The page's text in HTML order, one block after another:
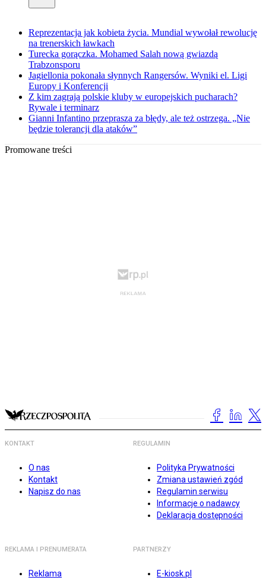
Reprezentacja jak kobieta życia. Mundial wywołał rewolucję
na trenerskich ławkach
Turecka gorączka. Mohamed Salah nową gwiazdą
Trabzonsporu
Jagiellonia pokonała słynnych Rangersów. Wyniki el. Ligi
Europy i Konferencji
Z kim zagrają polskie kluby w europejskich pucharach?
Rywale i terminarz
Gianni Infantino przeprasza za błędy, ale też ostrzega. „Nie
będzie tolerancji dla ataków”
Promowane treści
KONTAKT
O nas
Kontakt
Napisz do nas
REGULAMIN
Polityka Prywatności
Zmiana ustawień zgód
Regulamin serwisu
Informacje o nadawcy
Deklaracja dostępności
REKLAMA I PRENUMERATA
Reklama
PARTNERZY
E-kiosk.pl